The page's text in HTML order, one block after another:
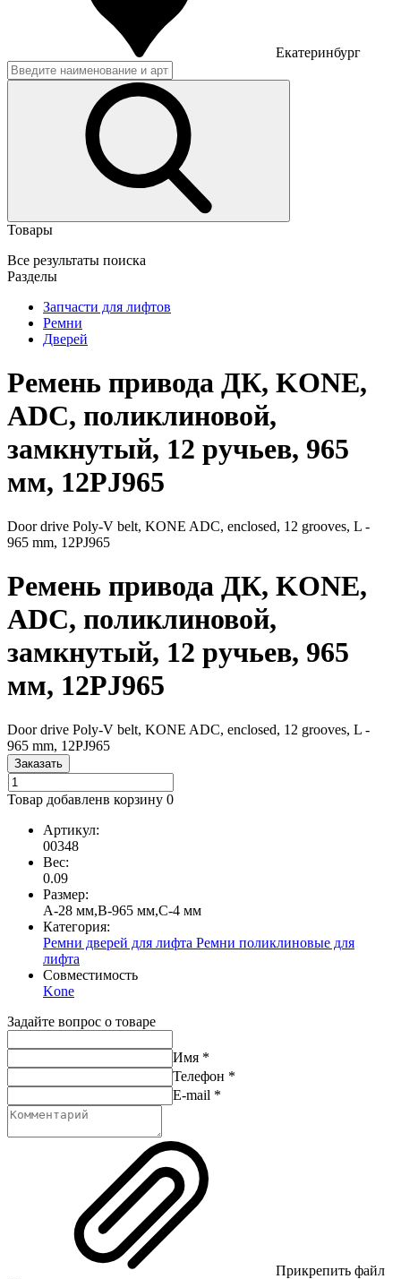
Екатеринбург
Товары
Все результаты поиска
Разделы
Запчасти для лифтов
Ремни
Дверей
Ремень привода ДК, KONE,
ADC, поликлиновой,
замкнутый, 12 ручьев, 965
мм, 12PJ965
Door drive Poly-V belt, KONE ADC, enclosed, 12 grooves, L -
965 mm, 12PJ965
Ремень привода ДК, KONE,
ADC, поликлиновой,
замкнутый, 12 ручьев, 965
мм, 12PJ965
Door drive Poly-V belt, KONE ADC, enclosed, 12 grooves, L -
965 mm, 12PJ965
Заказать
Товар добавленв корзину 0
Артикул:
00348
Вес:
0.09
Размер:
A-28 мм,B-965 мм,C-4 мм
Категория:
Ремни дверей для лифта Ремни поликлиновые для
лифта
Совместимость
Kone
Задайте вопрос о товаре
Имя *
Телефон *
E-mail *
Прикрепить файл